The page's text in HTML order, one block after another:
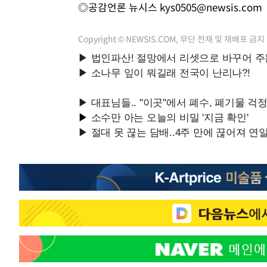
◎공감언론 뉴시스 kys0505@newsis.com
Copyright © NEWSIS.COM, 무단 전재 및 재배포 금지